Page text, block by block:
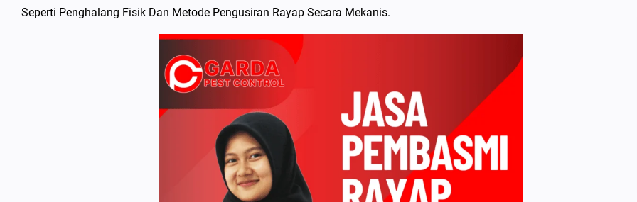
Seperti Penghalang Fisik Dan Metode Pengusiran Rayap Secara Mekanis.